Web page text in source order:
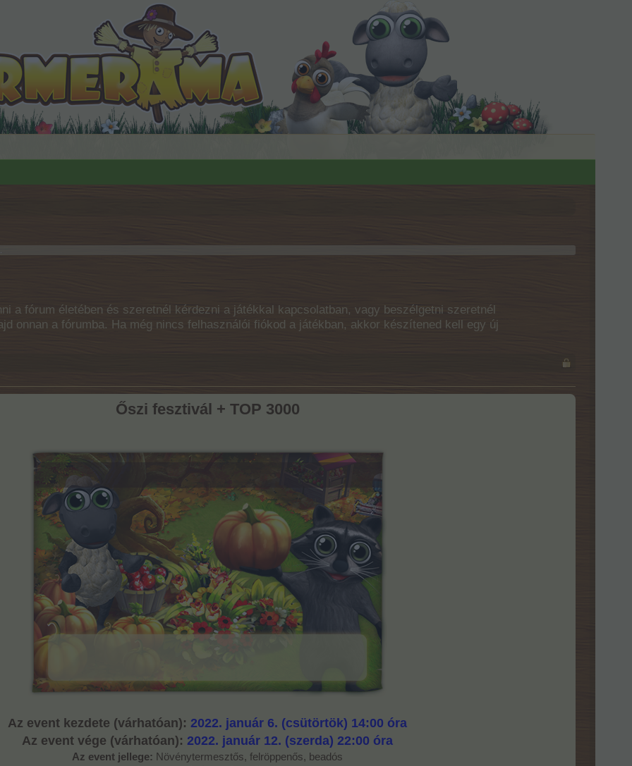
a fórum életében és szeretnél kérdezni a játékkal kapcsolatban, vagy beszélgetni szeretnél
onnan a fórumba. Ha még nincs felhasználói fiókod a játékban, akkor készítened kell egy új
Őszi fesztivál + TOP 3000
Az event kezdete (várhatóan): 2022. január 6. (csütörtök) 14:00 óra
Az event vége (várhatóan): 2022. január 12. (szerda) 22:00 óra
Az event jellege: Növénytermesztős, felröppenős, beadós